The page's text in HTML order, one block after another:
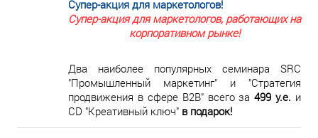
Супер-акция для маркетологов!
Супер-акция для маркетологов, работающих на
корпоративном рынке!
Два наиболее популярных семинара SRC
"Промышленный маркетинг" и "Стратегия
продвижения в сфере В2В" всего за499 у.е. и
CD "Креативный ключ" в подарок!